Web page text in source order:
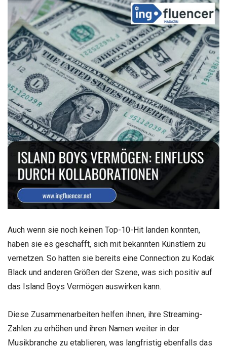
Auch wenn sie noch keinen Top-10-Hit landen konnten,
haben sie es geschafft, sich mit bekannten Künstlern zu
vernetzen. So hatten sie bereits eine Connection zu Kodak
Black und anderen Größen der Szene, was sich positiv auf
das Island Boys Vermögen auswirken kann.
Diese Zusammenarbeiten helfen ihnen, ihre Streaming-
Zahlen zu erhöhen und ihren Namen weiter in der
Musikbranche zu etablieren, was langfristig ebenfalls das